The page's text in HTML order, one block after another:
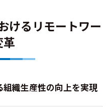
けるリモートワー
革
織生産性の向上を実現